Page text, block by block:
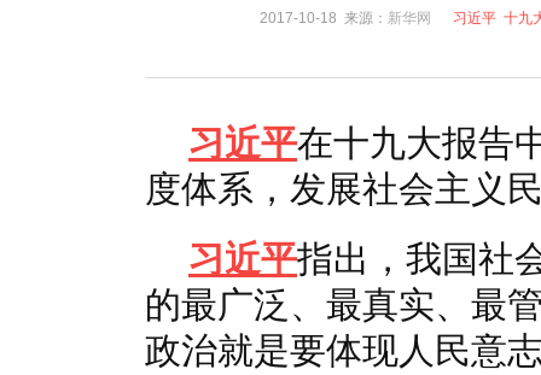
2017-10-18 来源： 新华网 习近平 十九
习近平在十九大报告
度体系，发展社会主义
习近平指出，我国社
的最广泛、最真实、最
政治就是要体现人民意